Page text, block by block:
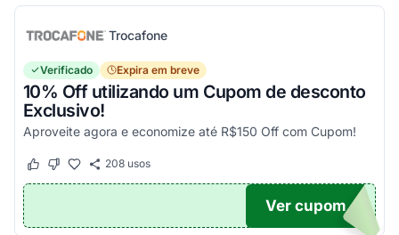
Trocafone
Verificado Expira em breve
10% Off utilizando um Cupom de desconto
Exclusivo!
Aproveite agora e economize até R$150 Off com Cupom!
Este cupom funcionou
Este cupom não funcionou
208usos
OM10
Ver cupom